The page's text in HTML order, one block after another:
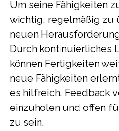
Um seine Fähigkeiten
wichtig, regelmäßig zu
neuen
Durch kontinuierliches
können Fertigkeiten
neue Fähigkeiten
es hilfreich, Feedback
einzuholen und offen
zu sein.